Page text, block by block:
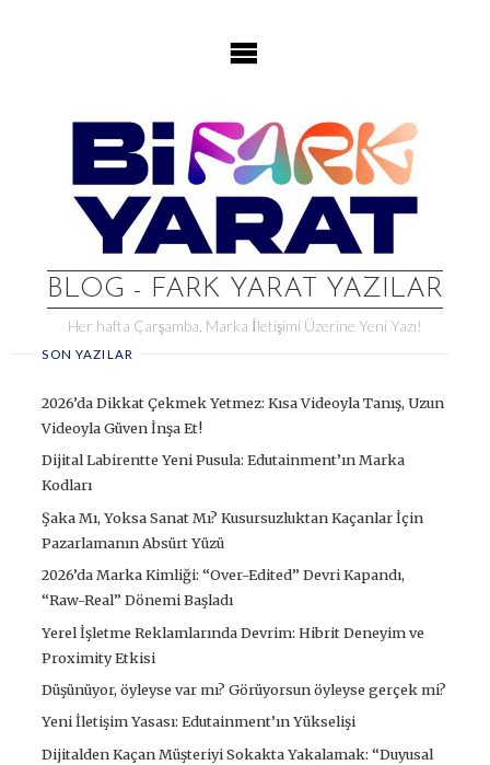
BLOG - FARK YARAT YAZILAR
Her hafta Çarşamba, Marka İletişimi Üzerine Yeni Yazı!
SON YAZILAR
2026’da Dikkat Çekmek Yetmez: Kısa Videoyla Tanış, Uzun
Videoyla Güven İnşa Et!
Dijital Labirentte Yeni Pusula: Edutainment’ın Marka
Kodları
Şaka Mı, Yoksa Sanat Mı? Kusursuzluktan Kaçanlar İçin
Pazarlamanın Absürt Yüzü
2026’da Marka Kimliği: “Over-Edited” Devri Kapandı,
“Raw-Real” Dönemi Başladı
Yerel İşletme Reklamlarında Devrim: Hibrit Deneyim ve
Proximity Etkisi
Düşünüyor, öyleyse var mı? Görüyorsun öyleyse gerçek mi?
Yeni İletişim Yasası: Edutainment’ın Yükselişi
Dijitalden Kaçan Müşteriyi Sokakta Yakalamak: “Duyusal